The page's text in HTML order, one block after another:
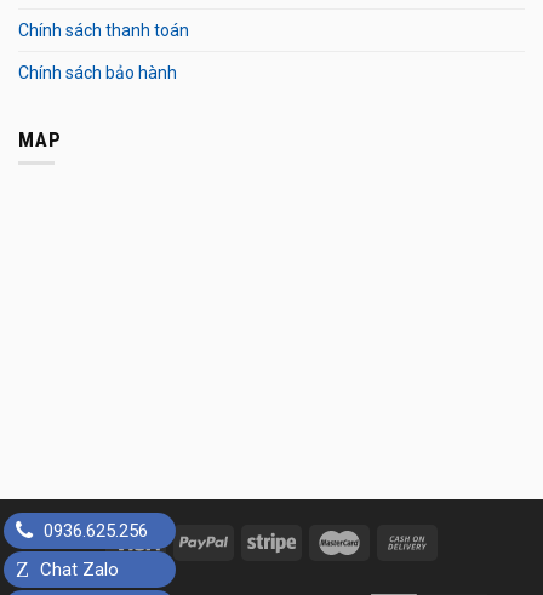
0936.625.256
Z Chat Zalo
Chính sách thanh toán
Chính sách bảo hành
MAP